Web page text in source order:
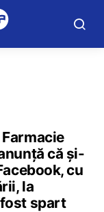
că și-
cu
la
fost spart